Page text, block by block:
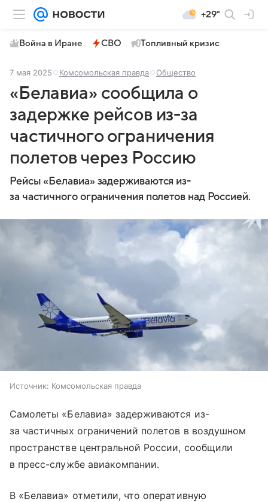
+29°
Война в Иране СВО Топливный кризис
7 мая 2025 Комсомольская правда Общество
«Белавиа» сообщила о
задержке рейсов из-за
частичного ограничения
полетов через Россию
Рейсы «Белавиа» задерживаются из-
за частичного ограничения полетов над Россией.
Источник: Комсомольская правда
Самолеты «Белавиа» задерживаются из-
за частичных ограничений полетов в воздушном
пространстве центральной России, сообщили
в пресс-службе авиакомпании.
В «Белавиа» отметили, что оперативную